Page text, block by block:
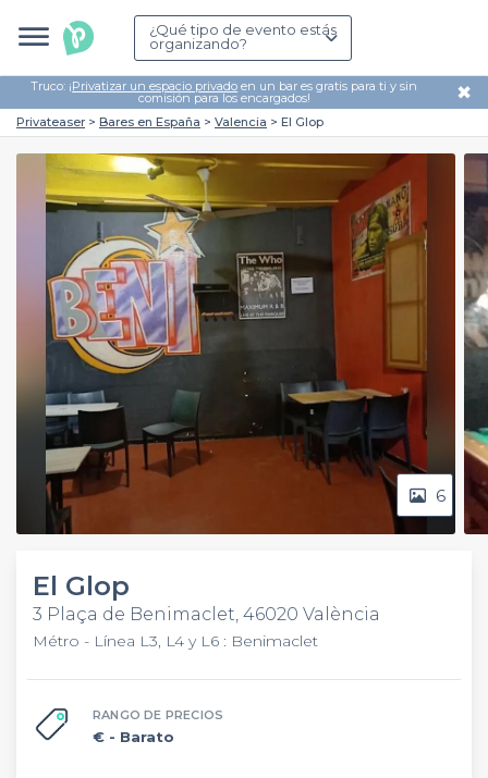
¿Qué tipo de evento estás
organizando?
Truco: ¡Privatizar un espacio privado en un bar es gratis para ti y sin
comisión para los encargados! ✖
Privateaser Bares en España Valencia El Glop
6
El Glop
3 Plaça de Benimaclet, 46020 València
Métro - Línea L3, L4 y L6 : Benimaclet
RANGO DE PRECIOS
€ - Barato